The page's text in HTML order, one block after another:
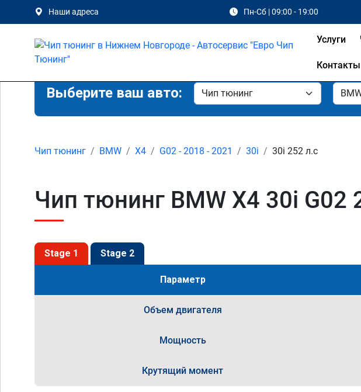
Наши адреса Пн-Сб | 09:00 - 19:00
Услуги
Контакты
Выберите ваш авто:
Чип тюнинг BMW X4 G02 - 2018 - 2021 30i 30i 252 л.с
Чип тюнинг BMW X4 30i
Stage 1 Stage 2
Параметр
Объем двигателя
Мощность
Крутящий момент